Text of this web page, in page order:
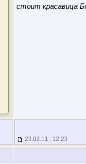
стоит красавица
23.02.11 : 12:23